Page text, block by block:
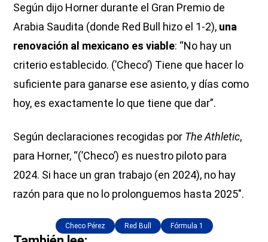
Según dijo Horner durante el Gran Premio de
Arabia Saudita (donde Red Bull hizo el 1-2), una
renovación al mexicano es viable: “No hay un
criterio establecido. (’Checo’) Tiene que hacer lo
suficiente para ganarse ese asiento, y días como
hoy, es exactamente lo que tiene que dar”.
Según declaraciones recogidas por The Athletic,
para Horner, “(’Checo’) es nuestro piloto para
2024. Si hace un gran trabajo (en 2024), no hay
razón para que no lo prolonguemos hasta 2025″.
Checo Pérez Red Bull Fórmula 1